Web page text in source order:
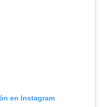
en Instagram